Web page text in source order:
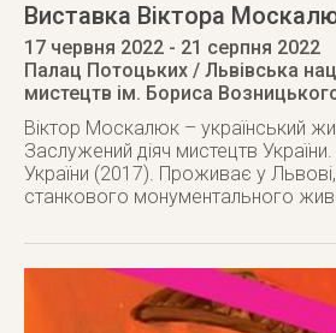
Виставка Віктора
17 червня 2022 - 21 серпня 2022
Палац Потоцьких / Львівська
мистецтв ім. Бориса
Віктор Москалюк – український
Заслужений діяч мистецтв
України (2017). Проживає у
станкового монументального